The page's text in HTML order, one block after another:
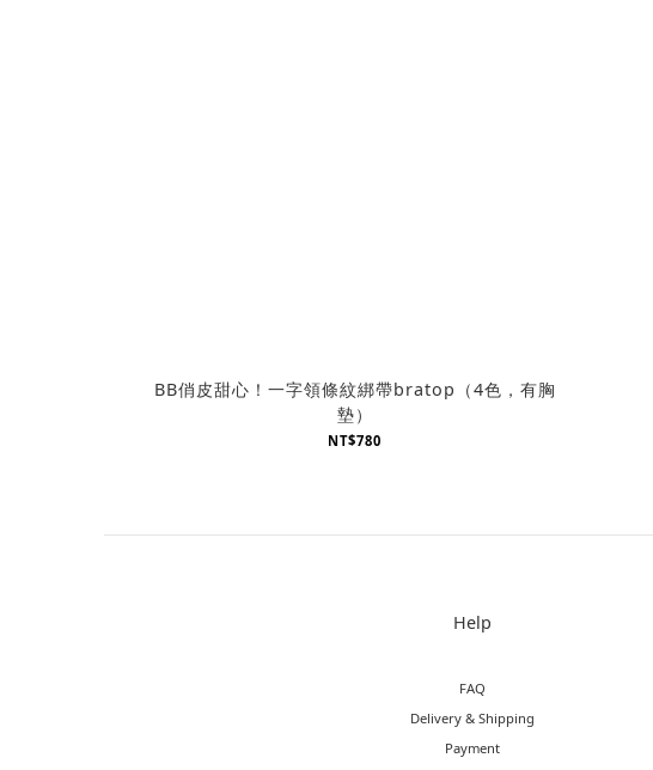
BB俏皮甜心！一字領條紋綁帶bratop（4色，有胸
墊）
NT$780
Help
FAQ
Delivery & Shipping
Payment